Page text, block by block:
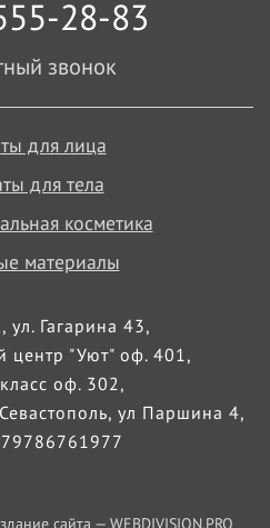
28-83
звонок
для лица
для тела
косметика
материалы
ул. Гагарина 43,
центр "Уют" оф. 401,
оф. 302,
ул Паршина 4,
сайта — WEBDIVISION.PRO